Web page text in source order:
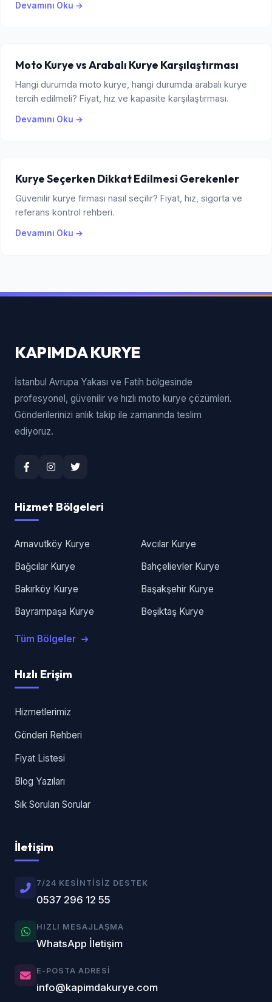
Devamını Oku →
Moto Kurye vs Arabalı Kurye Karşılaştırması
Hangi durumda moto kurye, hangi durumda arabalı kurye
tercih edilmeli? Fiyat, hız ve kapasite karşılaştırması.
Devamını Oku →
Kurye Seçerken Dikkat Edilmesi Gerekenler
Güvenilir kurye firması nasıl seçilir? Fiyat, hız, sigorta ve
referans kontrol rehberi.
Devamını Oku →
KAPIMDA KURYE
İstanbul Avrupa Yakası ve Fatih bölgesinde
profesyonel, güvenilir ve hızlı moto kurye çözümleri.
Gönderilerinizi anlık takip ile zamanında teslim
ediyoruz.
Hizmet Bölgeleri
Arnavutköy Kurye
Avcılar Kurye
Bağcılar Kurye
Bahçelievler Kurye
Bakırköy Kurye
Başakşehir Kurye
Bayrampaşa Kurye
Beşiktaş Kurye
Tüm Bölgeler
Hızlı Erişim
Hizmetlerimiz
Gönderi Rehberi
Fiyat Listesi
Blog Yazıları
Sık Sorulan Sorular
İletişim
7/24 KESINTISIZ DESTEK
0537 296 12 55
HIZLI MESAJLAŞMA
WhatsApp İletişim
E-POSTA ADRESI
info@kapimdakurye.com